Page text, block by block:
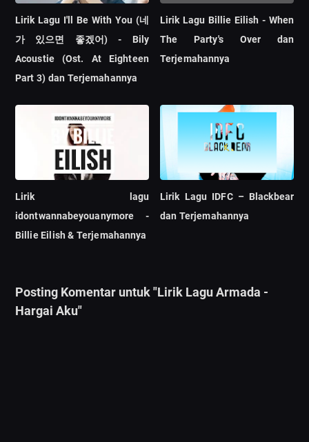
Lirik Lagu I'll Be With You (네
가 있으면 좋겠어) - Bily
Acoustie (Ost. At Eighteen
Part 3) dan Terjemahannya
Lirik Lagu Billie Eilish - When
The Party's Over dan
Terjemahannya
Lirik lagu
idontwannabeyouanymore -
Billie Eilish & Terjemahannya
Lirik Lagu IDFC – Blackbear
dan Terjemahannya
Posting Komentar untuk "Lirik Lagu Armada -
Hargai Aku"